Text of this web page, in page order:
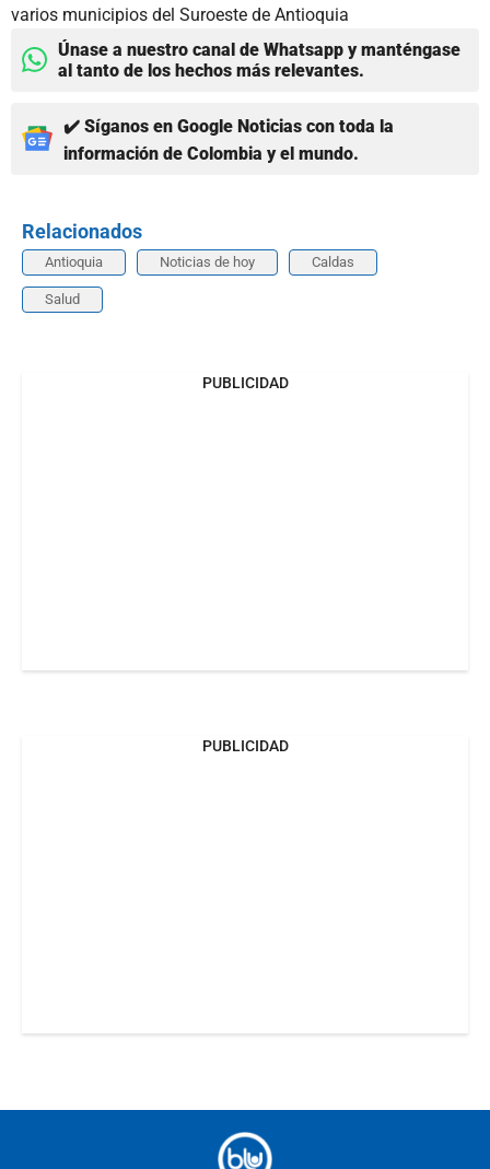
varios municipios del Suroeste de Antioquia
Únase a nuestro canal de Whatsapp y manténgase
al tanto de los hechos más relevantes.
✔️ Síganos en Google Noticias con toda la
información de Colombia y el mundo.
Relacionados
Antioquia Noticias de hoy Caldas
Salud
PUBLICIDAD
PUBLICIDAD